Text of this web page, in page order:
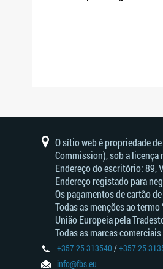
O sítio web é propriedade
Commission), sob a licença
Endereço do escritório: 89,
Endereço registado para
Os pagamentos de cartão
Todas as menções ao
União Europeia pela
Todas as marcas
+357 25 313540/+357 25
info@fbs.eu